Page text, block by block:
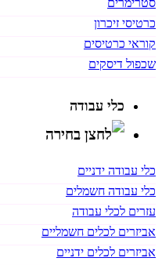
כרטיסי זיכרון
קוראי כרטיסים
שכפול דיסקים
כלי עבודה
כלי עבודה ידניים
כלי עבודה חשמלים
עזרים לכלי עבודה
אביזרים לכלים חשמליים
אביזרים לכלים ידניים